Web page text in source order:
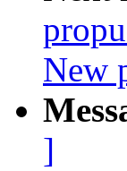
New
]